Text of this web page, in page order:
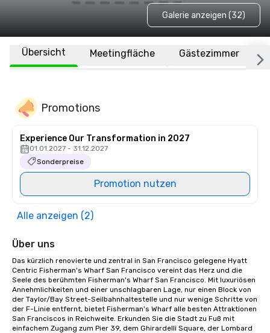
Galerie anzeigen (32)
Übersicht Meetingfläche Gästezimmer
Promotions
Experience Our Transformation in 2027
01.01.2027 - 31.12.2027
Sonderpreise
Promotion nutzen
Alle anzeigen (2)
Über uns
Das kürzlich renovierte und zentral in San Francisco gelegene Hyatt
Centric Fisherman's Wharf San Francisco vereint das Herz und die
Seele des berühmten Fisherman's Wharf San Francisco. Mit luxuriösen
Annehmlichkeiten und einer unschlagbaren Lage, nur einen Block von
der Taylor/Bay Street-Seilbahnhaltestelle und nur wenige Schritte von
der F-Linie entfernt, bietet Fisherman's Wharf alle besten Attraktionen
San Franciscos in Reichweite. Erkunden Sie die Stadt zu Fuß mit
einfachem Zugang zum Pier 39, dem Ghirardelli Square, der Lombard